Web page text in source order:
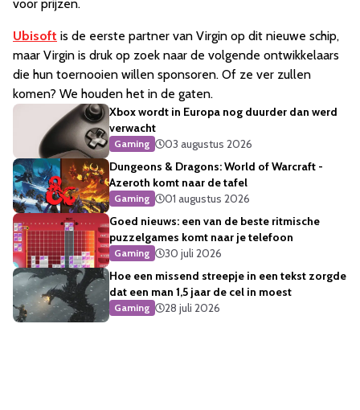
voor prijzen.
Ubisoft is de eerste partner van Virgin op dit nieuwe schip,
maar Virgin is druk op zoek naar de volgende ontwikkelaars
die hun toernooien willen sponsoren. Of ze ver zullen
komen? We houden het in de gaten.
Xbox wordt in Europa nog duurder dan werd
verwacht
Gaming
03 augustus 2026
Dungeons & Dragons: World of Warcraft -
Azeroth komt naar de tafel
Gaming
01 augustus 2026
Goed nieuws: een van de beste ritmische
puzzelgames komt naar je telefoon
Gaming
30 juli 2026
Hoe een missend streepje in een tekst zorgde
dat een man 1,5 jaar de cel in moest
Gaming 28 juli 2026